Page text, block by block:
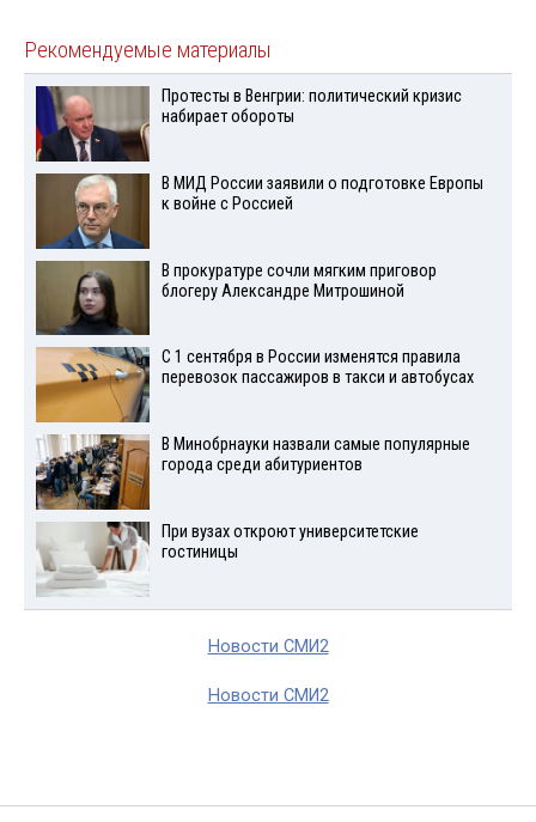
Рекомендуемые материалы
Протесты в Венгрии: политический кризис
набирает обороты
В МИД России заявили о подготовке Европы
к войне с Россией
В прокуратуре сочли мягким приговор
блогеру Александре Митрошиной
С 1 сентября в России изменятся правила
перевозок пассажиров в такси и автобусах
В Минобрнауки назвали самые популярные
города среди абитуриентов
При вузах откроют университетские
гостиницы
Новости СМИ2
Новости СМИ2